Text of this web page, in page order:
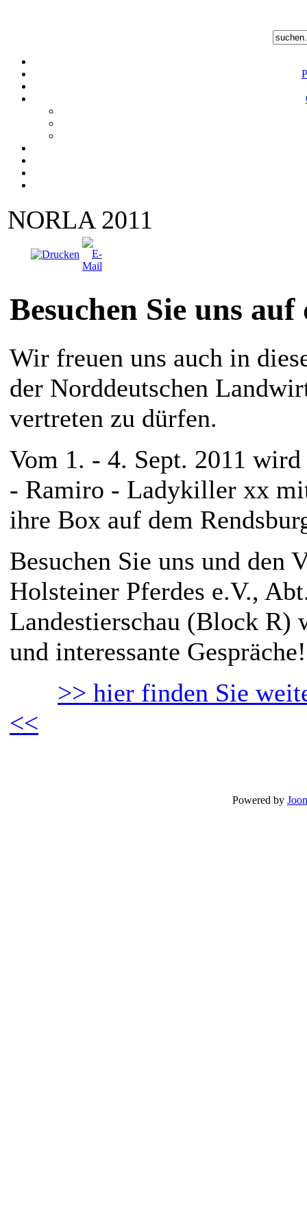
NORLA 2011
Besuchen Sie uns
Wir freuen uns auch in
der Norddeutschen
vertreten zu dürfen.
Vom 1. - 4. Sept. 2011
- Ramiro - Ladykiller xx
ihre Box auf dem
Besuchen Sie uns und den
Holsteiner Pferdes e.V.,
Landestierschau (Block R)
und interessante Gespräche!
>> hier finden Sie
<<
Powered by